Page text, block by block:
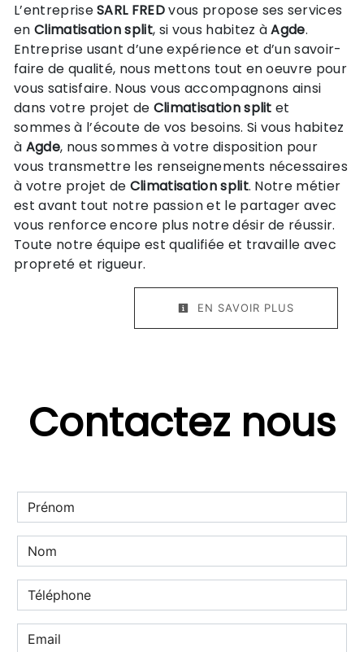
L’entrepriseSARL FREDvous propose ses services
en Climatisation split, si vous habitez àAgde.
Entreprise usant d’une expérience et d’un savoir-
faire de qualité, nous mettons tout en oeuvre pour
vous satisfaire. Nous vous accompagnons ainsi
dans votre projet de Climatisation split et
sommes à l’écoute de vos besoins. Si vous habitez
à Agde, nous sommes à votre disposition pour
vous transmettre les renseignements nécessaires
à votre projet de Climatisation split. Notre métier
est avant tout notre passion et le partager avec
vous renforce encore plus notre désir de réussir.
Toute notre équipe est qualifiée et travaille avec
propreté et rigueur.
EN SAVOIR PLUS
Contactez nous